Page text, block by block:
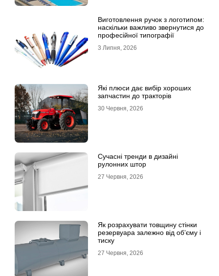
Виготовлення ручок з логотипом:
наскільки важливо звернутися до
професійної типографії
3 Липня, 2026
Які плюси дає вибір хороших
запчастин до тракторів
30 Червня, 2026
Сучасні тренди в дизайні
рулонних штор
27 Червня, 2026
Як розрахувати товщину стінки
резервуара залежно від об’єму і
тиску
27 Червня, 2026